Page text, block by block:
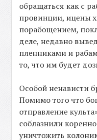
обращаться как с
провинции, ицены
порабощением,
деле, недавно
пленниками и
то, что им будет
Особой ненависти
Помимо того что
отправление
соблазнили
уничтожить